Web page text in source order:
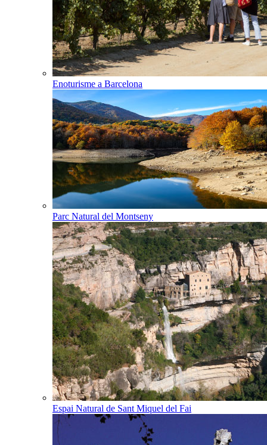
Enoturisme a Barcelona
Parc Natural del Montseny
Espai Natural de Sant Miquel del Fai